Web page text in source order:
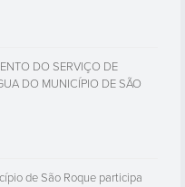
DO SERVIÇO DE
DO MUNICÍPIO DE SÃO
de São Roque participa